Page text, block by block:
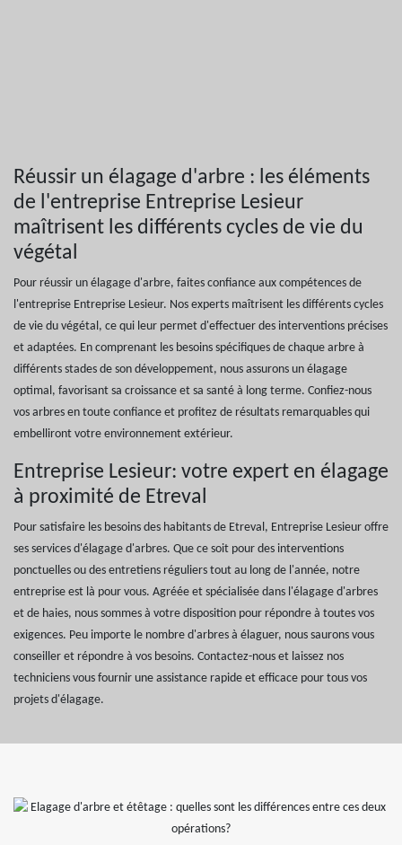
Réussir un élagage d'arbre : les éléments
de l'entreprise Entreprise Lesieur
maîtrisent les différents cycles de vie du
végétal
Pour réussir un élagage d'arbre, faites confiance aux compétences de
l'entreprise Entreprise Lesieur. Nos experts maîtrisent les différents cycles
de vie du végétal, ce qui leur permet d'effectuer des interventions précises
et adaptées. En comprenant les besoins spécifiques de chaque arbre à
différents stades de son développement, nous assurons un élagage
optimal, favorisant sa croissance et sa santé à long terme. Confiez-nous
vos arbres en toute confiance et profitez de résultats remarquables qui
embelliront votre environnement extérieur.
Entreprise Lesieur: votre expert en élagage
à proximité de Etreval
Pour satisfaire les besoins des habitants de Etreval, Entreprise Lesieur offre
ses services d'élagage d'arbres. Que ce soit pour des interventions
ponctuelles ou des entretiens réguliers tout au long de l'année, notre
entreprise est là pour vous. Agréée et spécialisée dans l'élagage d'arbres
et de haies, nous sommes à votre disposition pour répondre à toutes vos
exigences. Peu importe le nombre d'arbres à élaguer, nous saurons vous
conseiller et répondre à vos besoins. Contactez-nous et laissez nos
techniciens vous fournir une assistance rapide et efficace pour tous vos
projets d'élagage.